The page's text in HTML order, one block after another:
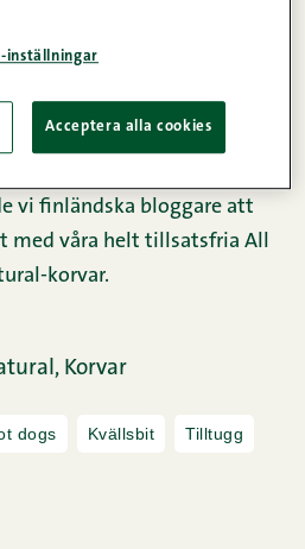
keittiössä bloggen var
vi finländska bloggare att
med våra helt tillsatsfria All
korvar.
Korvar
dogs Kvällsbit Tilltugg
inställningar
Acceptera alla cookies